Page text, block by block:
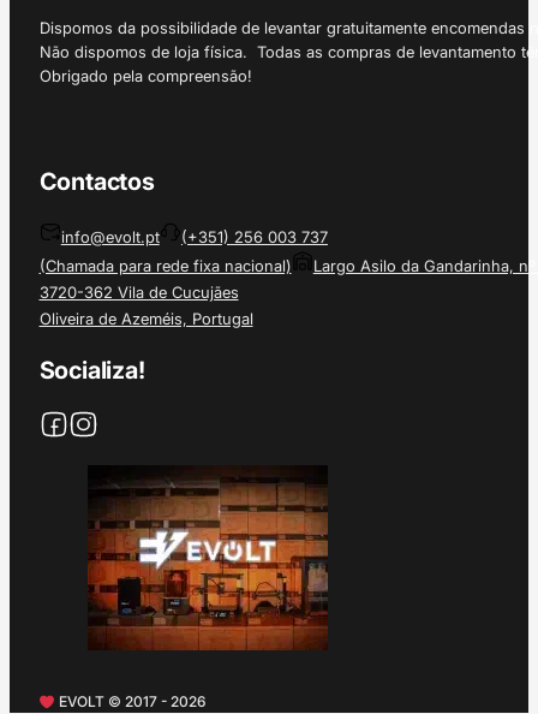
Dispomos da possibilidade de levantar gratuitamente
Não dispomos de loja física. Todas as compras de levantamento
Obrigado pela compreensão!
Contactos
info@evolt.pt
(+351) 256 003 737
(Chamada para rede fixa nacional)
Largo Asilo da Gandarinha, nº
3720-362 Vila de Cucujães
Oliveira de Azeméis, Portugal
Socializa!
EVOLT © 2017 - 2026